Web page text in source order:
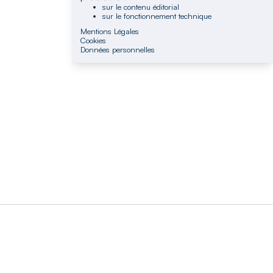
sur le contenu éditorial
sur le fonctionnement technique
Mentions Légales
Cookies
Données personnelles